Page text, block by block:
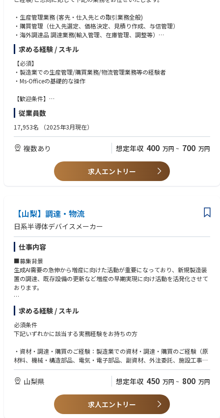
・生産管理業務 (客先・仕入先との取引業務全般)
・購買管理（仕入先選定、価格決定、見積り作成、与信管理）
・海外調達品 調達業務(輸入管理、在庫管理、調整等）
・原価管理業務
・プロジェクト管理業務
求める経験 / スキル
【必須】
・製造業での生産管理/購買業務/物流管理業務等の経験者
・Ms-Officeの基礎的な操作
【歓迎条件】
・ｺﾐｭﾆｹｰｼｮﾝ能力
・TOEIC600点程度（英語でのﾋﾞｼﾞﾈｽ経験歓迎）
従業員数
17,953名 （2025年3月現在）
複数あり 想定年収 400 万円 ~ 700 万円
求人エントリー
【山梨】調達・物流
日系半導体デバイスメーカー
仕事内容
■募集背景
生成AI需要の急伸から増産に向けた活動が重要になっており、新規製造装
置の調達、既存設備の更新など増産の早期実現に向け活動を活発化させて
おります。
活況な半導体市況から生産装置需要の高まり、調達期間の長期化、高額化
している状況にあり、スピーディーに且つ、確実な調達が求められてお
り、設備・工事関連の調達強化のため、本ポジションを募集いたします。
トを任せられる中核人材として、ご活躍いただける方を求めています。
半導体製造装置をはじめとする設備調達および工事関連業務を担うポジシ
ョンです。先端装置の査定・交渉・契約調整から、設備設置に関わる工事
案件のマネジメントまで、経営戦略に直結する購買業務をご担当いただき
求める経験 / スキル
必須条件
下記いずれかに該当する実務経験をお持ちの方
・資材・調達・購買のご経験：製造業での資材・調達・購買のご経験（原
材料、機械・構造部品、電気・電子部品、副資材、外注委託、施設工事、
設備等）
・半導体製造装置や関連設備の営業・技術営業のご経験
・半導体関連業界での実務経験：プロセスエンジニア、生産技術、品質保
証・品質管理、ファシリティ管理・工事等
加えて、下記をお持ちの方
山梨県 想定年収 450 万円 ~ 800 万円
求人エントリー